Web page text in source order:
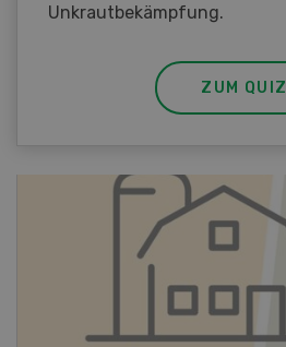
Unkrautbekämpfung.
ZUM QUIZ